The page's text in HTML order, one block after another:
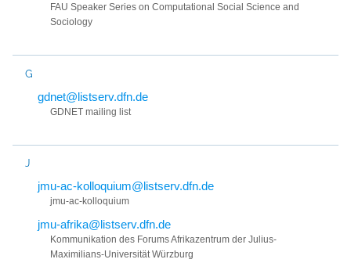
FAU Speaker Series on Computational Social Science and
Sociology
G
gdnet@listserv.dfn.de
GDNET mailing list
J
jmu-ac-kolloquium@listserv.dfn.de
jmu-ac-kolloquium
jmu-afrika@listserv.dfn.de
Kommunikation des Forums Afrikazentrum der Julius-
Maximilians-Universität Würzburg